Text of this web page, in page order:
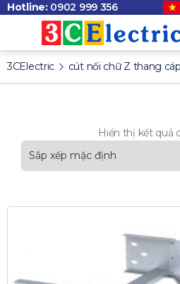
Hotline: 0902 999 356
3CElectric cút nối chữ Z thang cáp
Hiển thị kết quả